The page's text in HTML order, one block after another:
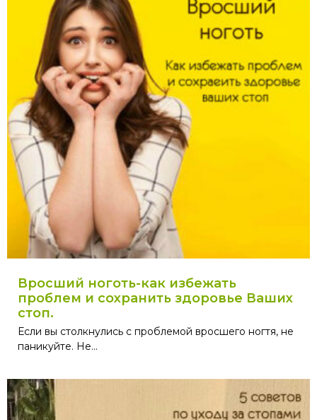
Вросший ноготь-как избежать
проблем и сохранить здоровье Ваших
стоп.
Если вы столкнулись с проблемой вросшего ногтя, не
паникуйте. Не...